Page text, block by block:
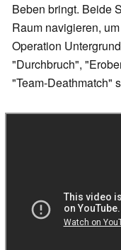
Beben bringt. Beide
Raum navigieren,
Operation
"Durchbruch",
"Team-Deathmatch"